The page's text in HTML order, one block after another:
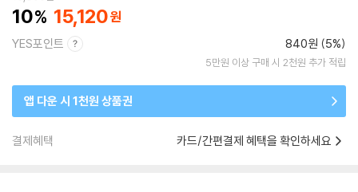
10 15,120
YES포인트 840원 (5%)
5만원 이상 구매 시 2천원 추가 적립
앱 다운 시 1천원 상품권
결제혜택 카드/간편결제 혜택을 확인하세요